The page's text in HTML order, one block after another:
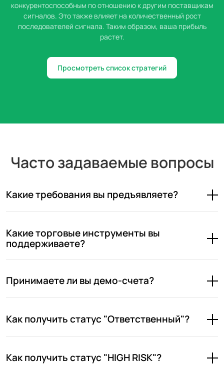
конкурентоспособным по отношению к другим поставщикам
сигналов. Это также влияет на количественный рост
последователей сигнала. Таким образом, ваша прибыль
растет.
Просмотреть список стратегий
Часто задаваемые вопросы
Какие требования вы предъявляете?
Какие торговые инструменты вы
поддерживаете?
Принимаете ли вы демо-счета?
Как получить статус "Ответственный"?
Как получить статус "HIGH RISK"?